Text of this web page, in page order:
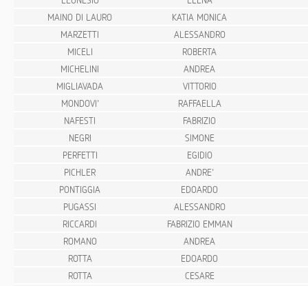
MAINO DI LAURO
KATIA MONICA
MARZETTI
ALESSANDRO
MICELI
ROBERTA
MICHELINI
ANDREA
MIGLIAVADA
VITTORIO
MONDOVI'
RAFFAELLA
NAFESTI
FABRIZIO
NEGRI
SIMONE
PERFETTI
EGIDIO
PICHLER
ANDRE'
PONTIGGIA
EDOARDO
PUGASSI
ALESSANDRO
RICCARDI
FABRIZIO EMMAN
ROMANO
ANDREA
ROTTA
EDOARDO
ROTTA
CESARE